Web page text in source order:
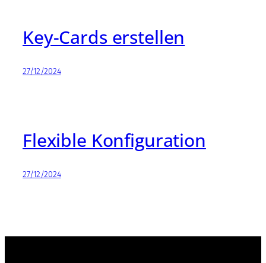
Key-Cards erstellen
27/12/2024
Flexible Konfiguration
27/12/2024